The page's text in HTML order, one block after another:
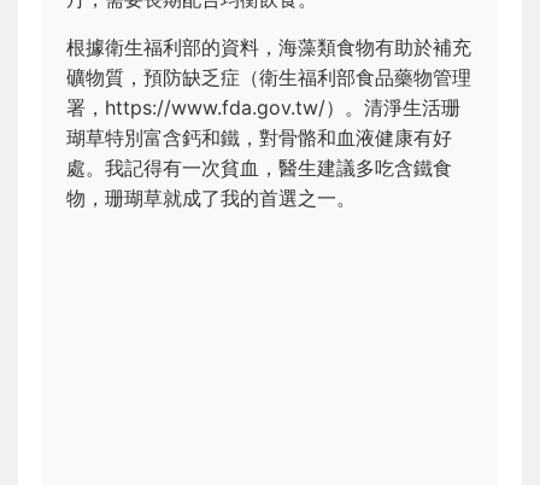
根據衛生福利部的資料，海藻類食物有助於補充
礦物質，預防缺乏症（衛生福利部食品藥物管理
署，https://www.fda.gov.tw/）。清淨生活珊
瑚草特別富含鈣和鐵，對骨骼和血液健康有好
處。我記得有一次貧血，醫生建議多吃含鐵食
物，珊瑚草就成了我的首選之一。